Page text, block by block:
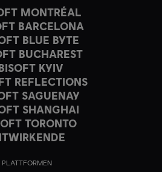
MONTRÉAL
BARCELONA
BLUE BYTE
BUCHAREST
KYIV
REFLECTIONS
SAGUENAY
SHANGHAI
TORONTO
PLATTFORMEN